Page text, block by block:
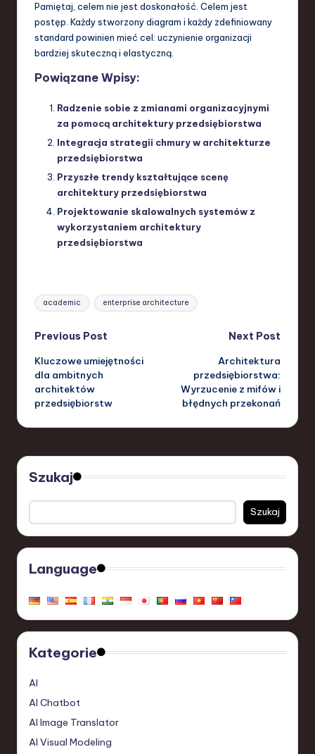
Pamiętaj, celem nie jest doskonałość. Celem jest
postęp. Każdy stworzony diagram i każdy zdefiniowany
standard powinien mieć cel: uczynienie organizacji
bardziej skuteczną i elastyczną.
Powiązane Wpisy:
Radzenie sobie z zmianami organizacyjnymi
za pomocą architektury przedsiębiorstwa
Integracja strategii chmury w architekturze
przedsiębiorstwa
Przyszłe trendy kształtujące scenę
architektury przedsiębiorstwa
Projektowanie skalowalnych systemów z
wykorzystaniem architektury
przedsiębiorstwa
Tags:
academic enterprise architecture
Post
navigation
Previous Post
Kluczowe umiejętności
dla ambitnych
architektów
przedsiębiorstw
Next Post
Architektura
przedsiębiorstwa:
Wyrzucenie z mifów i
błędnych przekonań
Szukaj
Szukaj
Language
Kategorie
AI
AI Chatbot
AI Image Translator
AI Visual Modeling